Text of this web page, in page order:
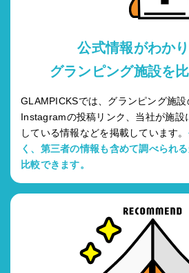
公式情報がわか
グランピング施設を
GLAMPICKSでは、グランピング施設
Instagramの投稿リンク、当社が施設
している情報などを掲載しています。
く、第三者の情報も含めて調べられ
比較できます。